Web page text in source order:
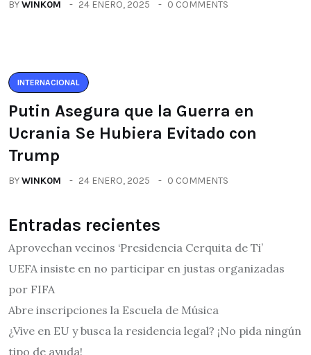
BYWINK0M 24 ENERO, 2025 0 COMMENTS
INTERNACIONAL
Putin Asegura que la Guerra en
Ucrania Se Hubiera Evitado con
Trump
BYWINK0M 24 ENERO, 2025 0 COMMENTS
Entradas recientes
Aprovechan vecinos ‘Presidencia Cerquita de Ti’
UEFA insiste en no participar en justas organizadas
por FIFA
Abre inscripciones la Escuela de Música
¿Vive en EU y busca la residencia legal? ¡No pida ningún
tipo de ayuda!